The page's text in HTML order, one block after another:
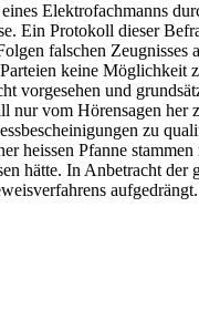
Elektrofachmanns
Ein Protokoll dieser
falschen
keine Möglichkeit
und
vom Hörensagen
zu
heissen Pfanne
hätte. In Anbetracht
aufgedrängt.